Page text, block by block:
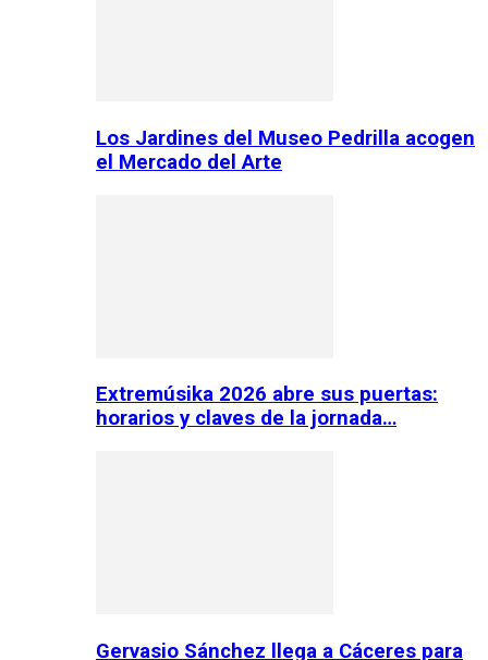
Los Jardines del Museo Pedrilla acogen
el Mercado del Arte
Extremúsika 2026 abre sus puertas:
horarios y claves de la jornada…
Gervasio Sánchez llega a Cáceres para